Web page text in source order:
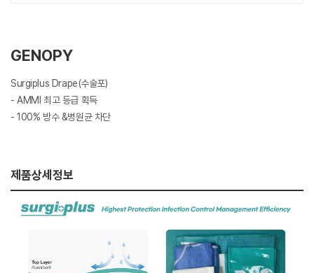
GENOPY
Surgiplus Drape(수술포)
- AMMI 최고 등급 획득
- 100% 방수 &병원균 차단
제품상세정보